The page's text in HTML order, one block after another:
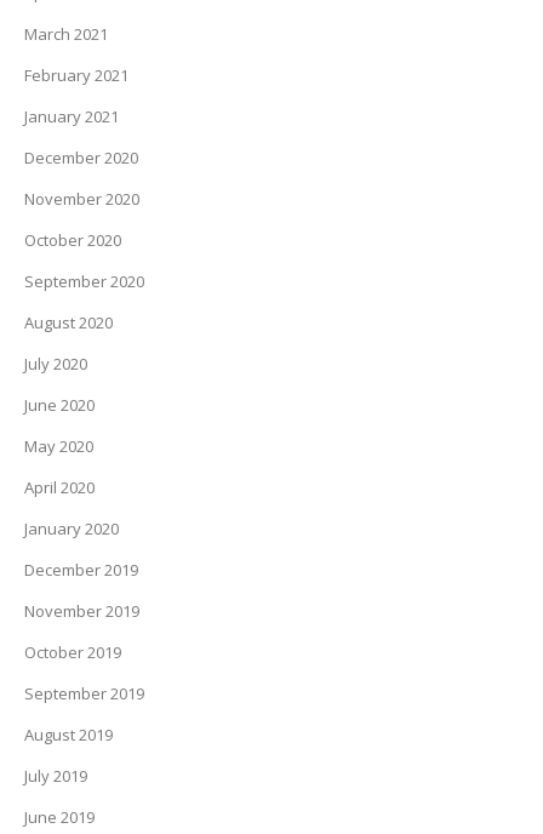
March 2021
February 2021
January 2021
December 2020
November 2020
October 2020
September 2020
August 2020
July 2020
June 2020
May 2020
April 2020
January 2020
December 2019
November 2019
October 2019
September 2019
August 2019
July 2019
June 2019